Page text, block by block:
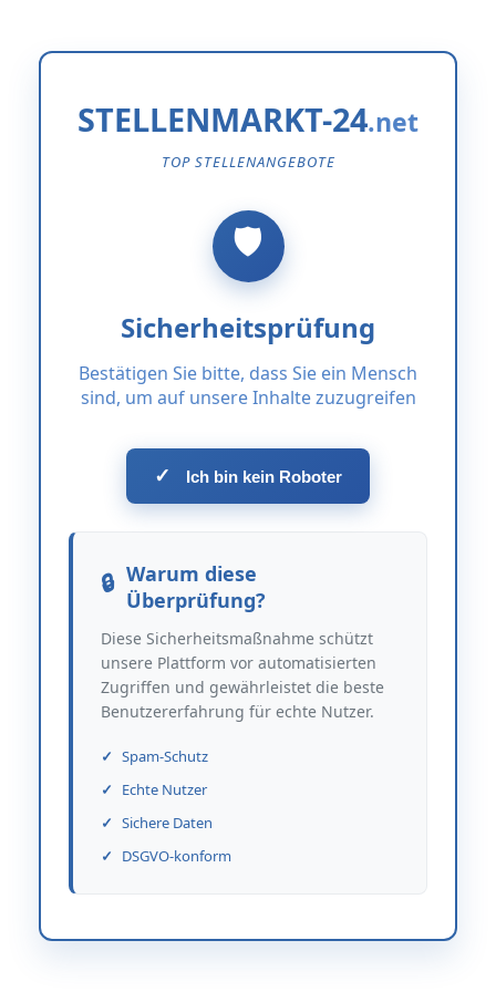
STELLENMARKT-24
TOP STELLENANGEBOTE
Sicherheitsprüfung
Bestätigen Sie bitte, dass Sie ein Mensch
sind, um auf unsere Inhalte zuzugreifen
✓ Ich bin kein Roboter
Warum diese
Überprüfung?
Diese Sicherheitsmaßnahme schützt
unsere Plattform vor automatisierten
Zugriffen und gewährleistet die beste
Benutzererfahrung für echte Nutzer.
Spam-Schutz
Echte Nutzer
Sichere Daten
DSGVO-konform